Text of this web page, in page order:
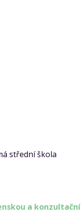
střední škola
a konzultační